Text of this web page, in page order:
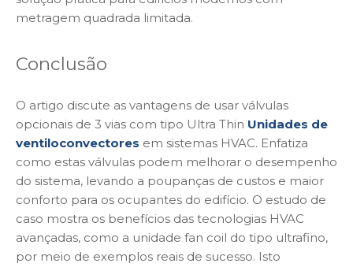
metragem quadrada limitada.
Conclusão
O artigo discute as vantagens de usar válvulas
opcionais de 3 vias com tipo Ultra Thin Unidades de
ventiloconvectores em sistemas HVAC. Enfatiza
como estas válvulas podem melhorar o desempenho
do sistema, levando a poupanças de custos e maior
conforto para os ocupantes do edifício. O estudo de
caso mostra os benefícios das tecnologias HVAC
avançadas, como a unidade fan coil do tipo ultrafino,
por meio de exemplos reais de sucesso. Isto